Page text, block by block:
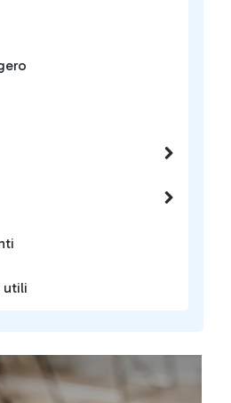
utili